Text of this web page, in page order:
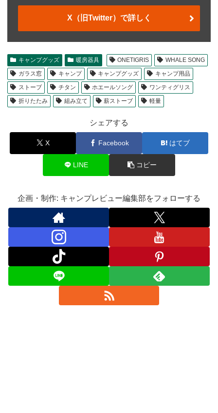
X（旧Twitter）で詳しく
キャンプグッズ 暖房器具 ONETIGRIS
WHALE SONG
ガラス窓
キャンプ キャンプグッズ
キャンプ用品
ストーブ
チタン ホエールソング
ワンティグリス
折りたたみ
組み立て 薪ストーブ 軽量
シェアする
X Facebook はてブ
LINE コピー
企画・制作: キャンプレビュー編集部をフォローする